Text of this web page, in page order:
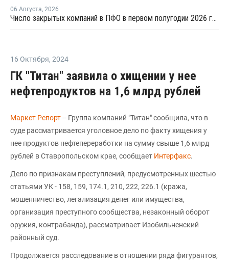
06 Августа, 2026
Число закрытых компаний в ПФО в первом полугодии 2026 года вдвое превысило число новых
16 Октября, 2024
ГК "Титан" заявила о хищении у нее
нефтепродуктов на 1,6 млрд рублей
Маркет Репорт-- Группа компаний "Титан" сообщила, что в
суде рассматривается уголовное дело по факту хищения у
нее продуктов нефтепереработки на сумму свыше 1,6 млрд
рублей в Ставропольском крае, сообщает Интерфакс.
Дело по признакам преступлений, предусмотренных шестью
статьями УК - 158, 159, 174.1, 210, 222, 226.1 (кража,
мошенничество, легализация денег или имущества,
организация преступного сообщества, незаконный оборот
оружия, контрабанда), рассматривает Изобильненский
районный суд.
Продолжается расследование в отношении ряда фигурантов,